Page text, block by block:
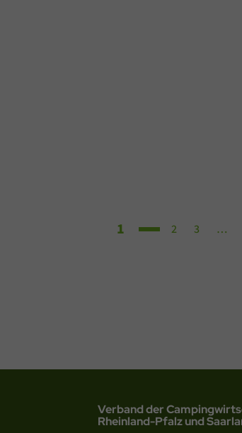
Seite
1 Seite
2 Seite
3 …
Verband der
Rheinland-Pfalz und